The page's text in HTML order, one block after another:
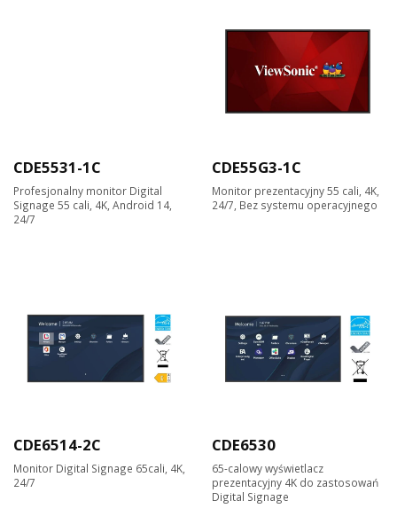
CDE5531-1C
Profesjonalny monitor Digital
Signage 55 cali, 4K, Android 14,
24/7
CDE55G3-1C
Monitor prezentacyjny 55 cali, 4K,
24/7, Bez systemu operacyjnego
CDE6514-2C
Monitor Digital Signage 65cali, 4K,
24/7
CDE6530
65-calowy wyświetlacz
prezentacyjny 4K do zastosowań
Digital Signage